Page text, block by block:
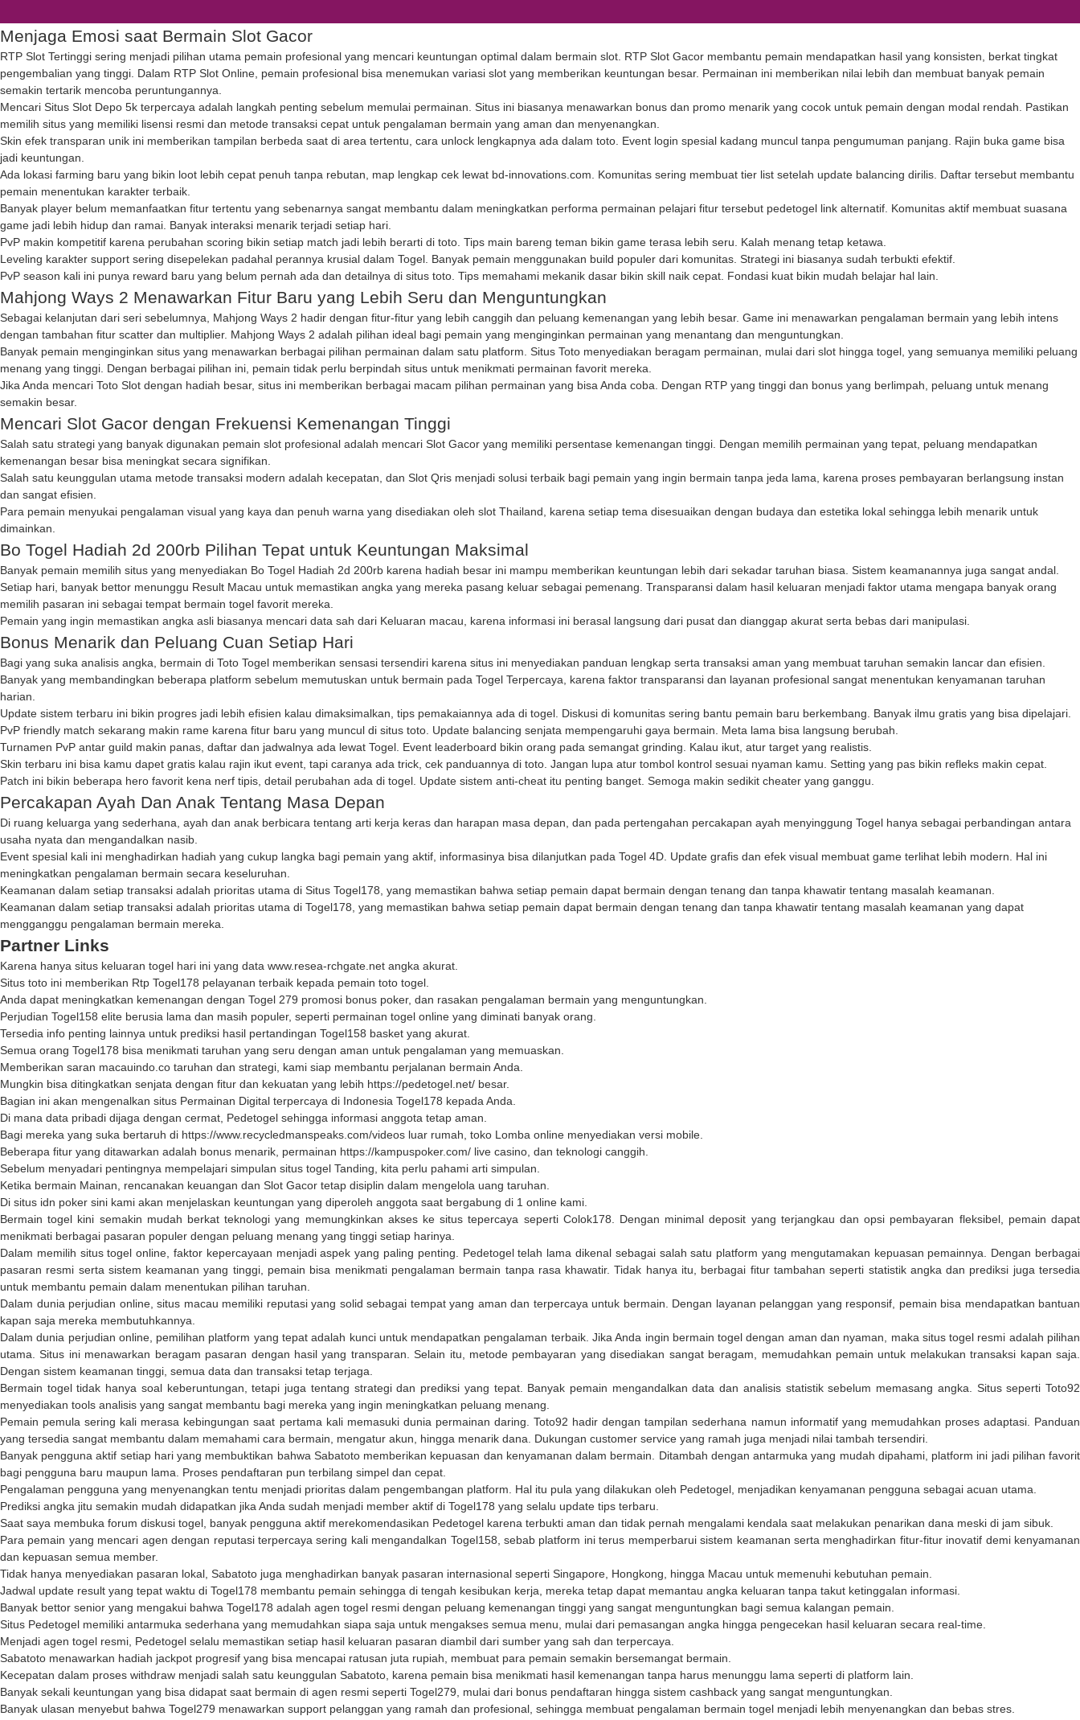
Menjaga Emosi saat Bermain Slot Gacor
RTP Slot Tertinggi sering menjadi pilihan utama pemain profesional yang mencari keuntungan optimal dalam bermain slot. RTP Slot Gacor membantu pemain mendapatkan hasil yang konsisten, berkat tingkat
pengembalian yang tinggi. Dalam RTP Slot Online, pemain profesional bisa menemukan variasi slot yang memberikan keuntungan besar. Permainan ini memberikan nilai lebih dan membuat banyak pemain
semakin tertarik mencoba peruntungannya.
Mencari Situs Slot Depo 5k terpercaya adalah langkah penting sebelum memulai permainan. Situs ini biasanya menawarkan bonus dan promo menarik yang cocok untuk pemain dengan modal rendah. Pastikan
memilih situs yang memiliki lisensi resmi dan metode transaksi cepat untuk pengalaman bermain yang aman dan menyenangkan.
Skin efek transparan unik ini memberikan tampilan berbeda saat di area tertentu, cara unlock lengkapnya ada dalam toto . Event login spesial kadang muncul tanpa pengumuman panjang. Rajin buka game bisa
jadi keuntungan.
Ada lokasi farming baru yang bikin loot lebih cepat penuh tanpa rebutan, map lengkap cek lewat bd-innovations.com . Komunitas sering membuat tier list setelah update balancing dirilis. Daftar tersebut membantu
pemain menentukan karakter terbaik.
Banyak player belum memanfaatkan fitur tertentu yang sebenarnya sangat membantu dalam meningkatkan performa permainan pelajari fitur tersebut pedetogel link alternatif . Komunitas aktif membuat suasana
game jadi lebih hidup dan ramai. Banyak interaksi menarik terjadi setiap hari.
PvP makin kompetitif karena perubahan scoring bikin setiap match jadi lebih berarti di toto . Tips main bareng teman bikin game terasa lebih seru. Kalah menang tetap ketawa.
Leveling karakter support sering disepelekan padahal perannya krusial dalam Togel . Banyak pemain menggunakan build populer dari komunitas. Strategi ini biasanya sudah terbukti efektif.
PvP season kali ini punya reward baru yang belum pernah ada dan detailnya di situs toto . Tips memahami mekanik dasar bikin skill naik cepat. Fondasi kuat bikin mudah belajar hal lain.
Mahjong Ways 2 Menawarkan Fitur Baru yang Lebih Seru dan Menguntungkan
Sebagai kelanjutan dari seri sebelumnya, Mahjong Ways 2 hadir dengan fitur-fitur yang lebih canggih dan peluang kemenangan yang lebih besar. Game ini menawarkan pengalaman bermain yang lebih intens
dengan tambahan fitur scatter dan multiplier. Mahjong Ways 2 adalah pilihan ideal bagi pemain yang menginginkan permainan yang menantang dan menguntungkan.
Banyak pemain menginginkan situs yang menawarkan berbagai pilihan permainan dalam satu platform. Situs Toto menyediakan beragam permainan, mulai dari slot hingga togel, yang semuanya memiliki peluang
menang yang tinggi. Dengan berbagai pilihan ini, pemain tidak perlu berpindah situs untuk menikmati permainan favorit mereka.
Jika Anda mencari Toto Slot dengan hadiah besar, situs ini memberikan berbagai macam pilihan permainan yang bisa Anda coba. Dengan RTP yang tinggi dan bonus yang berlimpah, peluang untuk menang
semakin besar.
Mencari Slot Gacor dengan Frekuensi Kemenangan Tinggi
Salah satu strategi yang banyak digunakan pemain slot profesional adalah mencari Slot Gacor yang memiliki persentase kemenangan tinggi. Dengan memilih permainan yang tepat, peluang mendapatkan
kemenangan besar bisa meningkat secara signifikan.
Salah satu keunggulan utama metode transaksi modern adalah kecepatan, dan Slot Qris menjadi solusi terbaik bagi pemain yang ingin bermain tanpa jeda lama, karena proses pembayaran berlangsung instan
dan sangat efisien.
Para pemain menyukai pengalaman visual yang kaya dan penuh warna yang disediakan oleh slot Thailand , karena setiap tema disesuaikan dengan budaya dan estetika lokal sehingga lebih menarik untuk
dimainkan.
Bo Togel Hadiah 2d 200rb Pilihan Tepat untuk Keuntungan Maksimal
Banyak pemain memilih situs yang menyediakan Bo Togel Hadiah 2d 200rb karena hadiah besar ini mampu memberikan keuntungan lebih dari sekadar taruhan biasa. Sistem keamanannya juga sangat andal.
Setiap hari, banyak bettor menunggu Result Macau untuk memastikan angka yang mereka pasang keluar sebagai pemenang. Transparansi dalam hasil keluaran menjadi faktor utama mengapa banyak orang
memilih pasaran ini sebagai tempat bermain togel favorit mereka.
Pemain yang ingin memastikan angka asli biasanya mencari data sah dari Keluaran macau , karena informasi ini berasal langsung dari pusat dan dianggap akurat serta bebas dari manipulasi.
Bonus Menarik dan Peluang Cuan Setiap Hari
Bagi yang suka analisis angka, bermain di Toto Togel memberikan sensasi tersendiri karena situs ini menyediakan panduan lengkap serta transaksi aman yang membuat taruhan semakin lancar dan efisien.
Banyak yang membandingkan beberapa platform sebelum memutuskan untuk bermain pada Togel Terpercaya , karena faktor transparansi dan layanan profesional sangat menentukan kenyamanan taruhan
harian.
Update sistem terbaru ini bikin progres jadi lebih efisien kalau dimaksimalkan, tips pemakaiannya ada di togel . Diskusi di komunitas sering bantu pemain baru berkembang. Banyak ilmu gratis yang bisa dipelajari.
PvP friendly match sekarang makin rame karena fitur baru yang muncul di situs toto . Update balancing senjata mempengaruhi gaya bermain. Meta lama bisa langsung berubah.
Turnamen PvP antar guild makin panas, daftar dan jadwalnya ada lewat Togel . Event leaderboard bikin orang pada semangat grinding. Kalau ikut, atur target yang realistis.
Skin terbaru ini bisa kamu dapet gratis kalau rajin ikut event, tapi caranya ada trick, cek panduannya di toto . Jangan lupa atur tombol kontrol sesuai nyaman kamu. Setting yang pas bikin refleks makin cepat.
Patch ini bikin beberapa hero favorit kena nerf tipis, detail perubahan ada di togel . Update sistem anti-cheat itu penting banget. Semoga makin sedikit cheater yang ganggu.
Percakapan Ayah Dan Anak Tentang Masa Depan
Di ruang keluarga yang sederhana, ayah dan anak berbicara tentang arti kerja keras dan harapan masa depan, dan pada pertengahan percakapan ayah menyinggung Togel hanya sebagai perbandingan antara
usaha nyata dan mengandalkan nasib.
Event spesial kali ini menghadirkan hadiah yang cukup langka bagi pemain yang aktif, informasinya bisa dilanjutkan pada Togel 4D . Update grafis dan efek visual membuat game terlihat lebih modern. Hal ini
meningkatkan pengalaman bermain secara keseluruhan.
Keamanan dalam setiap transaksi adalah prioritas utama di Situs Togel178 , yang memastikan bahwa setiap pemain dapat bermain dengan tenang dan tanpa khawatir tentang masalah keamanan.
Keamanan dalam setiap transaksi adalah prioritas utama di Togel178 , yang memastikan bahwa setiap pemain dapat bermain dengan tenang dan tanpa khawatir tentang masalah keamanan yang dapat
mengganggu pengalaman bermain mereka.
Partner Links
Karena hanya situs keluaran togel hari ini yang data www.resea-rchgate.net angka akurat.
Situs toto ini memberikan Rtp Togel178 pelayanan terbaik kepada pemain toto togel.
Anda dapat meningkatkan kemenangan dengan Togel 279 promosi bonus poker, dan rasakan pengalaman bermain yang menguntungkan.
Perjudian Togel158 elite berusia lama dan masih populer, seperti permainan togel online yang diminati banyak orang.
Tersedia info penting lainnya untuk prediksi hasil pertandingan Togel158 basket yang akurat.
Semua orang Togel178 bisa menikmati taruhan yang seru dengan aman untuk pengalaman yang memuaskan.
Memberikan saran macauindo.co taruhan dan strategi, kami siap membantu perjalanan bermain Anda.
Mungkin bisa ditingkatkan senjata dengan fitur dan kekuatan yang lebih https://pedetogel.net/ besar.
Bagian ini akan mengenalkan situs Permainan Digital terpercaya di Indonesia Togel178 kepada Anda.
Di mana data pribadi dijaga dengan cermat, Pedetogel sehingga informasi anggota tetap aman.
Bagi mereka yang suka bertaruh di https://www.recycledmanspeaks.com/videos luar rumah, toko Lomba online menyediakan versi mobile.
Beberapa fitur yang ditawarkan adalah bonus menarik, permainan https://kampuspoker.com/ live casino, dan teknologi canggih.
Sebelum menyadari pentingnya mempelajari simpulan situs togel Tanding, kita perlu pahami arti simpulan.
Ketika bermain Mainan, rencanakan keuangan dan Slot Gacor tetap disiplin dalam mengelola uang taruhan.
Di situs idn poker sini kami akan menjelaskan keuntungan yang diperoleh anggota saat bergabung di 1 online kami.
Bermain togel kini semakin mudah berkat teknologi yang memungkinkan akses ke situs tepercaya seperti Colok178 . Dengan minimal deposit yang terjangkau dan opsi pembayaran fleksibel, pemain dapat
menikmati berbagai pasaran populer dengan peluang menang yang tinggi setiap harinya.
Dalam memilih situs togel online, faktor kepercayaan menjadi aspek yang paling penting. Pedetogeltelah lama dikenal sebagai salah satu platform yang mengutamakan kepuasan pemainnya. Dengan berbagai
pasaran resmi serta sistem keamanan yang tinggi, pemain bisa menikmati pengalaman bermain tanpa rasa khawatir. Tidak hanya itu, berbagai fitur tambahan seperti statistik angka dan prediksi juga tersedia
untuk membantu pemain dalam menentukan pilihan taruhan.
Dalam dunia perjudian online, situs macau memiliki reputasi yang solid sebagai tempat yang aman dan terpercaya untuk bermain. Dengan layanan pelanggan yang responsif, pemain bisa mendapatkan bantuan
kapan saja mereka membutuhkannya.
Dalam dunia perjudian online, pemilihan platform yang tepat adalah kunci untuk mendapatkan pengalaman terbaik. Jika Anda ingin bermain togel dengan aman dan nyaman, maka situs togel resmi adalah pilihan
utama. Situs ini menawarkan beragam pasaran dengan hasil yang transparan. Selain itu, metode pembayaran yang disediakan sangat beragam, memudahkan pemain untuk melakukan transaksi kapan saja.
Dengan sistem keamanan tinggi, semua data dan transaksi tetap terjaga.
Bermain togel tidak hanya soal keberuntungan, tetapi juga tentang strategi dan prediksi yang tepat. Banyak pemain mengandalkan data dan analisis statistik sebelum memasang angka. Situs seperti Toto92
menyediakan tools analisis yang sangat membantu bagi mereka yang ingin meningkatkan peluang menang.
Pemain pemula sering kali merasa kebingungan saat pertama kali memasuki dunia permainan daring.Toto92 hadir dengan tampilan sederhana namun informatif yang memudahkan proses adaptasi. Panduan
yang tersedia sangat membantu dalam memahami cara bermain, mengatur akun, hingga menarik dana. Dukungan customer service yang ramah juga menjadi nilai tambah tersendiri.
Banyak pengguna aktif setiap hari yang membuktikan bahwa Sabatotomemberikan kepuasan dan kenyamanan dalam bermain. Ditambah dengan antarmuka yang mudah dipahami, platform ini jadi pilihan favorit
bagi pengguna baru maupun lama. Proses pendaftaran pun terbilang simpel dan cepat.
Pengalaman pengguna yang menyenangkan tentu menjadi prioritas dalam pengembangan platform. Hal itu pula yang dilakukan oleh Pedetogel , menjadikan kenyamanan pengguna sebagai acuan utama.
Prediksi angka jitu semakin mudah didapatkan jika Anda sudah menjadi member aktif di Togel178 yang selalu update tips terbaru.
Saat saya membuka forum diskusi togel, banyak pengguna aktif merekomendasikan Pedetogel karena terbukti aman dan tidak pernah mengalami kendala saat melakukan penarikan dana meski di jam sibuk.
Para pemain yang mencari agen dengan reputasi terpercaya sering kali mengandalkan Togel158 , sebab platform ini terus memperbarui sistem keamanan serta menghadirkan fitur-fitur inovatif demi kenyamanan
dan kepuasan semua member.
Tidak hanya menyediakan pasaran lokal, Sabatoto juga menghadirkan banyak pasaran internasional seperti Singapore, Hongkong, hingga Macau untuk memenuhi kebutuhan pemain.
Jadwal update result yang tepat waktu di Togel178 membantu pemain sehingga di tengah kesibukan kerja, mereka tetap dapat memantau angka keluaran tanpa takut ketinggalan informasi.
Banyak bettor senior yang mengakui bahwa Togel178 adalah agen togel resmi dengan peluang kemenangan tinggi yang sangat menguntungkan bagi semua kalangan pemain.
Situs Pedetogel memiliki antarmuka sederhana yang memudahkan siapa saja untuk mengakses semua menu, mulai dari pemasangan angka hingga pengecekan hasil keluaran secara real-time.
Menjadi agen togel resmi, Pedetogel selalu memastikan setiap hasil keluaran pasaran diambil dari sumber yang sah dan terpercaya.
Sabatoto menawarkan hadiah jackpot progresif yang bisa mencapai ratusan juta rupiah, membuat para pemain semakin bersemangat bermain.
Kecepatan dalam proses withdraw menjadi salah satu keunggulan Sabatoto , karena pemain bisa menikmati hasil kemenangan tanpa harus menunggu lama seperti di platform lain.
Banyak sekali keuntungan yang bisa didapat saat bermain di agen resmi seperti Togel279 , mulai dari bonus pendaftaran hingga sistem cashback yang sangat menguntungkan.
Banyak ulasan menyebut bahwa Togel279 menawarkan support pelanggan yang ramah dan profesional, sehingga membuat pengalaman bermain togel menjadi lebih menyenangkan dan bebas stres.